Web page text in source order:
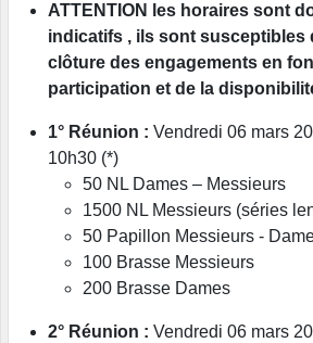
ATTENTION les horaires sont
indicatifs , ils sont susceptibles
clôture des engagements en
participation et de la
1° Réunion : Vendredi 06 mars
10h30 (*)
50 NL Dames – Messieurs
1500 NL Messieurs (séries
50 Papillon Messieurs -
100 Brasse Messieurs
200 Brasse Dames
2° Réunion : Vendredi 06 mars